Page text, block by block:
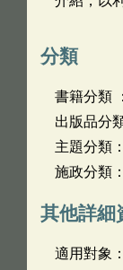
分類
書籍分類 ：
出版品分
主題分類：
施政分類：
其他詳細
適用對象